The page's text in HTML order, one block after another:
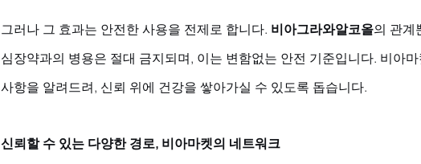
그러나 그 효과는 안전한 사용을 전제로 합니다. 비아그라와알코올의 관계
심장약과의 병용은 절대 금지되며, 이는 변함없는 안전 기준입니다. 비아
사항을 알려드려, 신뢰 위에 건강을 쌓아가실 수 있도록 돕습니다.
신뢰할 수 있는 다양한 경로, 비아마켓의 네트워크